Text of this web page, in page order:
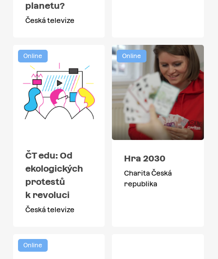
planetu?
Česká televize
Online
ČT edu: Od
ekologických
protestů
k revoluci
Česká televize
Online
Hra 2030
Charita Česká
republika
Online